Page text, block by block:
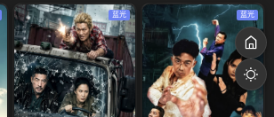
蓝光 蓝光